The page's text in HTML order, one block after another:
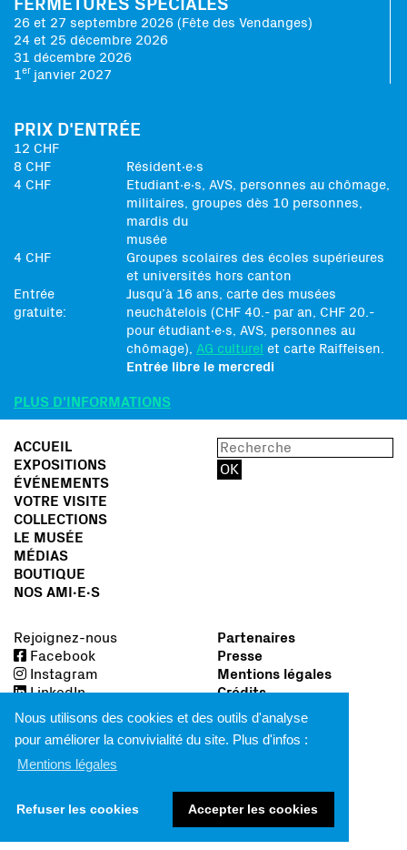
Nous utilisons des cookies et des outils d'analyse
pour améliorer la convivialité du site. Plus d'infos :
Mentions légales
Refuser les cookies Accepter les cookies
FERMETURES SPÉCIALES
26 et 27 septembre 2026 (Fête des Vendanges)
24 et 25 décembre 2026
31 décembre 2026
1er janvier 2027
PRIX D'ENTRÉE
12 CHF
8 CHF
Résident∙e∙s
4 CHF
Etudiant∙e∙s, AVS, personnes au chômage,
militaires, groupes dès 10 personnes,
mardis du
musée
4 CHF
Groupes scolaires des écoles supérieures
et universités hors canton
Entrée
gratuite:
Jusqu’à 16 ans, carte des musées
neuchâtelois (CHF 40.- par an, CHF 20.-
pour étudiant∙e∙s, AVS, personnes au
chômage), AG culturel et carte Raiffeisen.
Entrée libre le mercredi
PLUS D'INFORMATIONS
ACCUEIL
EXPOSITIONS
ÉVÉNEMENTS
VOTRE VISITE
COLLECTIONS
LE MUSÉE
MÉDIAS
BOUTIQUE
NOS AMI∙E∙S
Rejoignez-nous
Facebook
Instagram
LinkedIn
Partenaires
Presse
Mentions légales
Crédits